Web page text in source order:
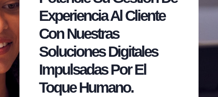
Experiencia Al Cliente
Con Nuestras
Soluciones Digitales
Impulsadas Por El
Toque Humano.